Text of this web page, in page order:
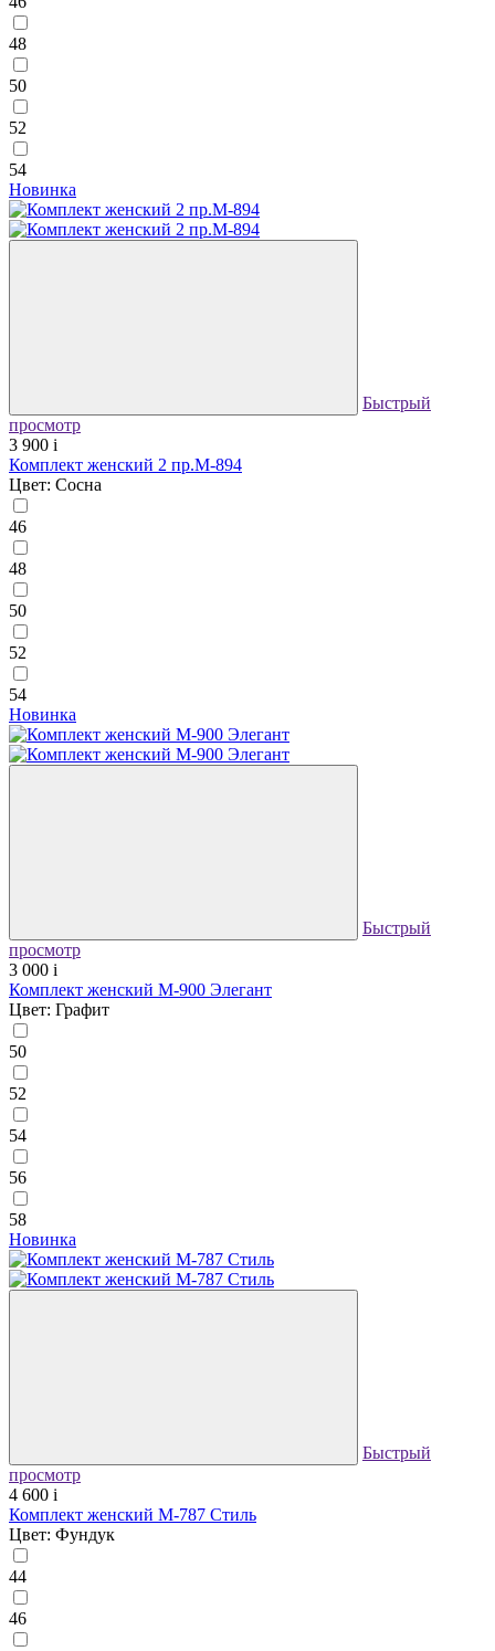
48
50
52
54
Новинка
Быстрый
просмотр
3 900 i
Комплект женский 2 пр.М-894
Цвет: Сосна
46
48
50
52
54
Новинка
Быстрый
просмотр
3 000 i
Комплект женский М-900 Элегант
Цвет: Графит
50
52
54
56
58
Новинка
Быстрый
просмотр
4 600 i
Комплект женский М-787 Стиль
Цвет: Фундук
44
46